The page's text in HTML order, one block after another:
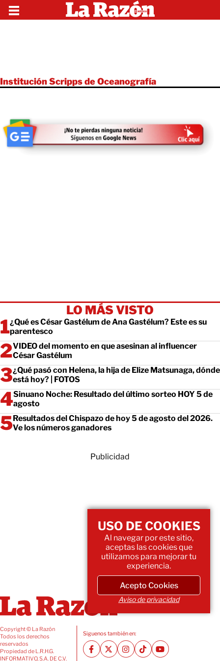
Institución Scripps de Oceanografía
LO MÁS VISTO
¿Qué es César Gastélum de Ana Gastélum? Este es su
parentesco
VIDEO del momento en que asesinan al influencer
César Gastélum
¿Qué pasó con Helena, la hija de Elize Matsunaga, dónde
está hoy? | FOTOS
Sinuano Noche: Resultado del último sorteo HOY 5 de
agosto
Resultados del Chispazo de hoy 5 de agosto del 2026.
Ve los números ganadores
Publicidad
Copyright © La Razón
Todos los derechos
reservados
Propiedad de L.R.H.G.
INFORMATIVO, S.A. DE C.V.
Siguenos también en:
USO DE COOKIES
Al navegar por este sitio,
aceptas las cookies que
utilizamos para mejorar tu
experiencia.
Acepto Cookies
Aviso de privacidad